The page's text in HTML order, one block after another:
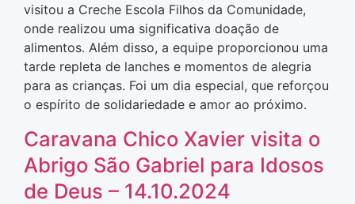
visitou a Creche Escola Filhos da Comunidade,
onde realizou uma significativa doação de
alimentos. Além disso, a equipe proporcionou uma
tarde repleta de lanches e momentos de alegria
para as crianças. Foi um dia especial, que reforçou
o espírito de solidariedade e amor ao próximo.
Caravana Chico Xavier visita o
Abrigo São Gabriel para Idosos
de Deus – 14.10.2024